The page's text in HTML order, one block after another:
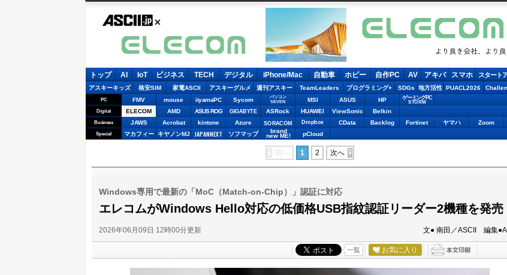
ASCII.jp
ELECOM
トップ AI IoT ビジネス TECH デジタル iPhone/Mac 自動車 ホビー 自作PC AV アキバ スマホ スタート
アスキーキッズ 格安SIM 家電ASCII アスキーグルメ 週刊アスキー TeamLeaders プログラミング+ SDGs 地方活性 PUACL2026
PC FMV mouse iiyamaPC Sycom
パソコン
SEVEN
MSI ASUS HP ゲーミングPC
STORM
Digital ELECOM AMD ASUS ROG GIGABYTE ASRock HUAWEI ViewSonic Belkin
Business JAWS Acrobat kintone Azure SORACOM Dropbox CData Backlog Fortinet ヤマハ Zoom
Special マカフィー キヤノンMJ JAPANNEXT ソフマップ brand
new ME! pCloud
前へ 1 2 次へ
Windows専用で最新の「MoC（Match-on-Chip）」認証に対応
エレコムがWindows Hello対応の低価格USB指紋認証リーダー2機種を発売
2026年06月09日 12時00分更新 文● 南田／ASCII 編集
一覧 お気に入り